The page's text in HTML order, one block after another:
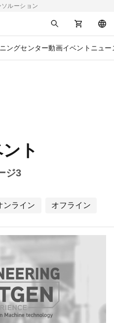
ルーション
ングセンター動画イベント ニュー
ト
ジ3
ンライン オフライン